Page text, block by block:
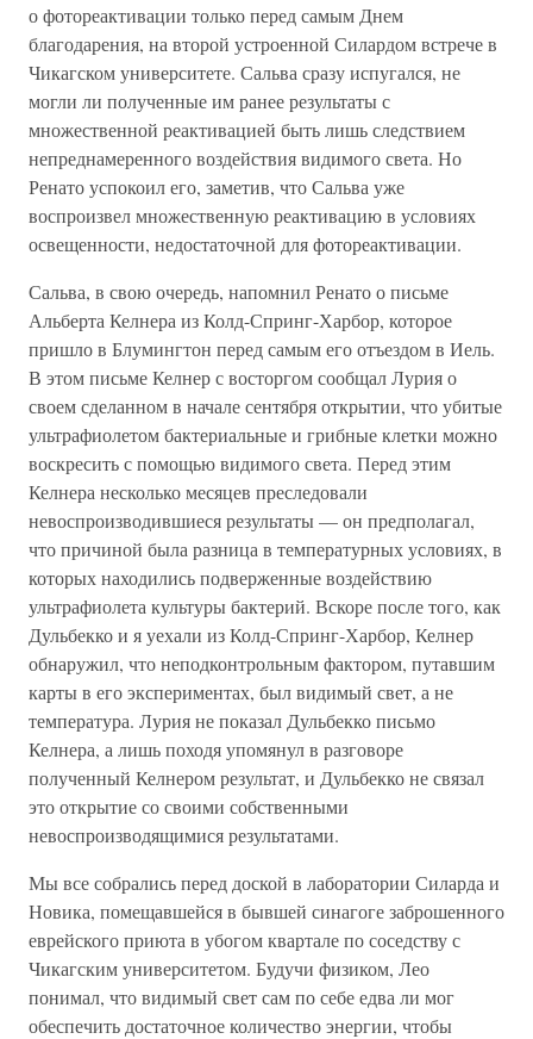
о фотореактивации только перед самым Днем
благодарения, на второй устроенной Силардом встрече в
Чикагском университете. Сальва сразу испугался, не
могли ли полученные им ранее результаты с
множественной реактивацией быть лишь следствием
непреднамеренного воздействия видимого света. Но
Ренато успокоил его, заметив, что Сальва уже
воспроизвел множественную реактивацию в условиях
освещенности, недостаточной для фотореактивации.
Сальва, в свою очередь, напомнил Ренато о письме
Альберта Келнера из Колд-Спринг-Харбор, которое
пришло в Блумингтон перед самым его отъездом в Иель.
В этом письме Келнер с восторгом сообщал Лурия о
своем сделанном в начале сентября открытии, что убитые
ультрафиолетом бактериальные и грибные клетки можно
воскресить с помощью видимого света. Перед этим
Келнера несколько месяцев преследовали
невоспроизводившиеся результаты — он предполагал,
что причиной была разница в температурных условиях, в
которых находились подверженные воздействию
ультрафиолета культуры бактерий. Вскоре после того, как
Дульбекко и я уехали из Колд-Спринг-Харбор, Келнер
обнаружил, что неподконтрольным фактором, путавшим
карты в его экспериментах, был видимый свет, а не
температура. Лурия не показал Дульбекко письмо
Келнера, а лишь походя упомянул в разговоре
полученный Келнером результат, и Дульбекко не связал
это открытие со своими собственными
невоспроизводящимися результатами.
Мы все собрались перед доской в лаборатории Силарда и
Новика, помещавшейся в бывшей синагоге заброшенного
еврейского приюта в убогом квартале по соседству с
Чикагским университетом. Будучи физиком, Лео
понимал, что видимый свет сам по себе едва ли мог
обеспечить достаточное количество энергии, чтобы